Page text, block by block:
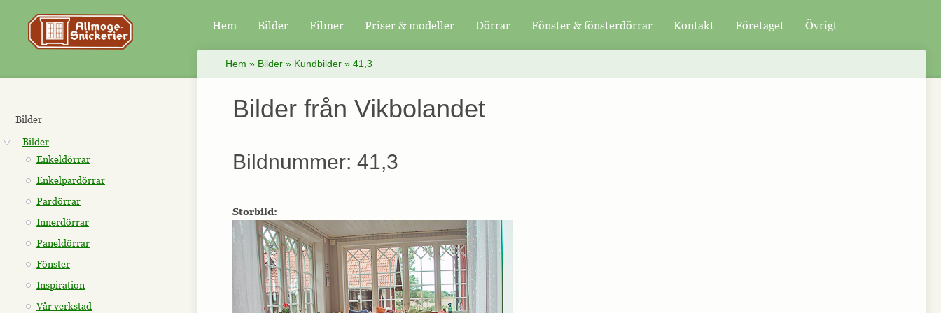
Hem Bilder Filmer Priser & modeller Dörrar Fönster & fönsterdörrar Kontakt Företaget Övrigt
Bilder
Bilder
Enkeldörrar
Enkelpardörrar
Pardörrar
Innerdörrar
Paneldörrar
Fönster
Inspiration
Vår verkstad
Hem » Bilder » Kundbilder » 41,3
Bilder från Vikbolandet
Bildnummer: 41,3
Storbild: